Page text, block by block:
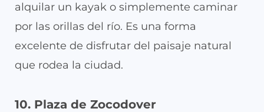
alquilar un kayak o simplemente caminar
por las orillas del río. Es una forma
excelente de disfrutar del paisaje natural
que rodea la ciudad.
10. Plaza de Zocodover